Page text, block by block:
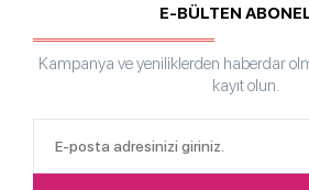
E-BÜLTEN
Kampanya ve yeniliklerden haberdar
kayıt olun.